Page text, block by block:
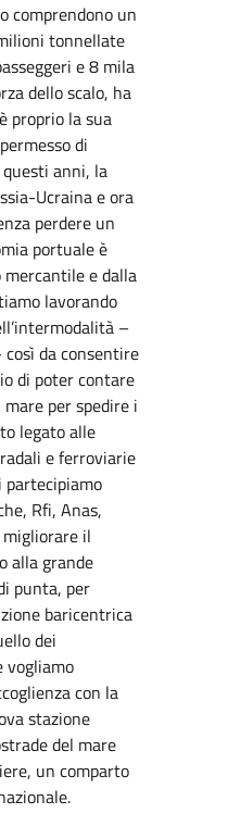
comprendono un
tonnellate
e 8 mila
dello scalo, ha
proprio la sua
di
anni, la
Ucraina e ora
perdere un
portuale è
e dalla
lavorando
–
da consentire
di poter contare
per spedire i
legato alle
e ferroviarie
partecipiamo
Rfi, Anas,
migliorare il
alla grande
punta, per
baricentrica
dei
vogliamo
con la
stazione
del mare
un comparto